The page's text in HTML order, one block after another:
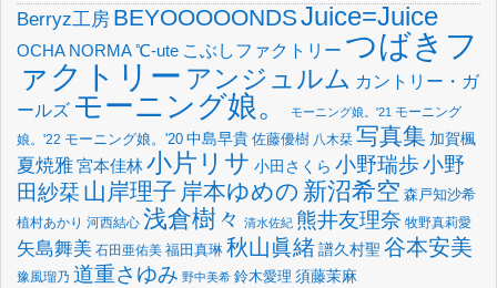
Berryz工房 BEYOOOOONDSJuice=Juice
OCHA NORMA℃-ute こぶしファクトリー つばきフ
ァクトリー アンジュルム カントリー・ガ
ールズ モーニング娘。 モーニング娘。'21 モーニング
娘。'22 モーニング娘。'20 中島早貴 佐藤優樹 八木栞 写真集 加賀楓
夏焼雅宮本佳林小片リサ 小田さくら 小野瑞歩小野
田紗栞 山岸理子 岸本ゆめの 新沼希空 森戸知沙希
植村あかり 河西結心 浅倉樹々 清水佐紀 熊井友理奈 牧野真莉愛
矢島舞美 石田亜佑美 福田真琳 秋山眞緒譜久村聖 谷本安美
豫風瑠乃 道重さゆみ 野中美希 鈴木愛理 須藤茉麻